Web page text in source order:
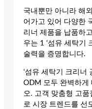
국내뿐만 아니라 해
어가고 있어 다양한
리너 제품을 납품하
우는 1 ‘섬유 세탁기
술력을 증명합니다.
‘섬유 세탁기 크리너
ODM 모두 완벽하게
오. 고객 맞춤형 고
로 시장 트렌드를 선